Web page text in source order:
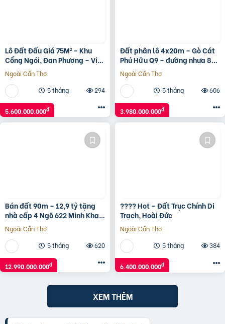
Lô Đất Đấu Giá 75M² – Khu
Cổng Ngói, Đan Phượng – Vị
Trí Siêu Đẹp, Giá Tốt!
Ngoài Cần Thơ
5 tháng
294
5.600.000.000đ
Đất phân lô 4x20m – Gò Cát
Phú Hữu Q9 – đường nhựa 8m
có vỉa hè – giá 3,98 tỷ
Ngoài Cần Thơ
5 tháng
606
3.980.000.000đ
Bán đất 90m – 12,9 tỷ tặng
nhà cấp 4 Ngõ 622 Minh Khai
to như Phố ô tô vào nhà.
Ngoài Cần Thơ
5 tháng
620
12.990.000.000đ
???? Hot – Đất Trục Chính Di
Trạch, Hoài Đức
Ngoài Cần Thơ
5 tháng
384
6.400.000.000đ
XEM THÊM